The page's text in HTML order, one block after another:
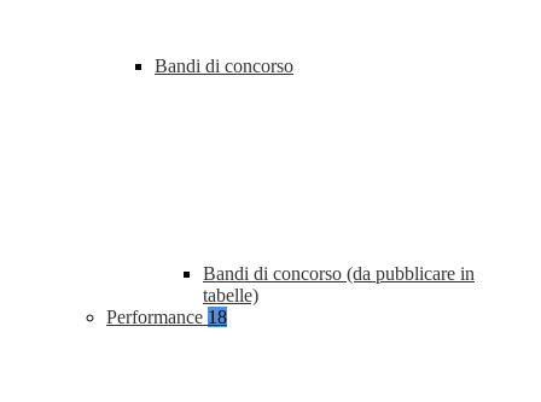
Bandi di concorso
Bandi di concorso (da pubblicare in
tabelle)
Performance 18